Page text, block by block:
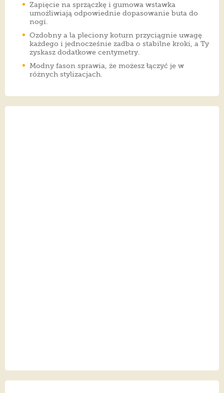
Zapięcie na sprzączkę i gumowa wstawka
umożliwiają odpowiednie dopasowanie buta do
nogi.
Ozdobny a la pleciony koturn przyciągnie uwagę
każdego i jednocześnie zadba o stabilne kroki, a Ty
zyskasz dodatkowe centymetry.
Modny fason sprawia, że możesz łączyć je w
różnych stylizacjach.